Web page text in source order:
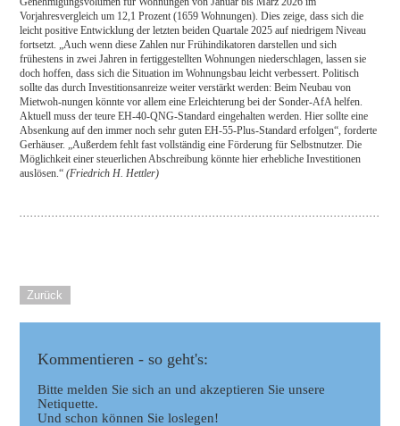
Vorjahresvergleich um 12,1 Prozent (1659 Wohnungen). Dies zeige, dass sich die
leicht positive Entwicklung der letzten beiden Quartale 2025 auf niedrigem Niveau
fortsetzt. „Auch wenn diese Zahlen nur Frühindikatoren darstellen und sich
frühestens in zwei Jahren in fertiggestellten Wohnungen niederschlagen, lassen sie
doch hoffen, dass sich die Situation im Wohnungsbau leicht verbessert. Politisch
sollte das durch Investitionsanreize weiter verstärkt werden: Beim Neubau von
Mietwoh-nungen könnte vor allem eine Erleichterung bei der Sonder-AfA helfen.
Aktuell muss der teure EH-40-QNG-Standard eingehalten werden. Hier sollte eine
Absenkung auf den immer noch sehr guten EH-55-Plus-Standard erfolgen“, forderte
Gerhäuser. „Außerdem fehlt fast vollständig eine Förderung für Selbstnutzer. Die
Möglichkeit einer steuerlichen Abschreibung könnte hier erhebliche Investitionen
auslösen.“ (Friedrich H. Hettler)
Zurück
Kommentieren - so geht's:
Bitte melden Sie sich an und akzeptieren Sie unsere
Netiquette.
Und schon können Sie loslegen!